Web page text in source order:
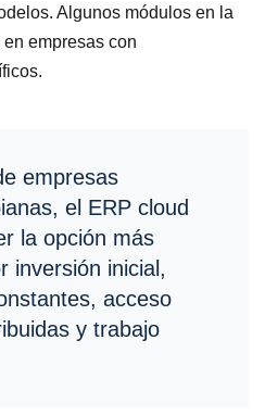
Algunos módulos en la
empresas con
empresas
el ERP cloud
la opción más
inversión inicial,
acceso
y trabajo